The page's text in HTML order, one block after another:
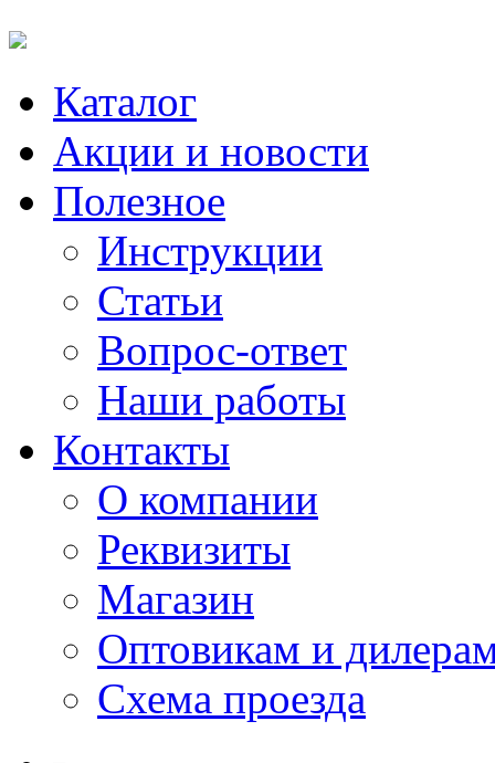
Каталог
Акции и новости
Полезное
Инструкции
Статьи
Вопрос-ответ
Наши работы
Контакты
О компании
Реквизиты
Магазин
Оптовикам и
Схема проезда